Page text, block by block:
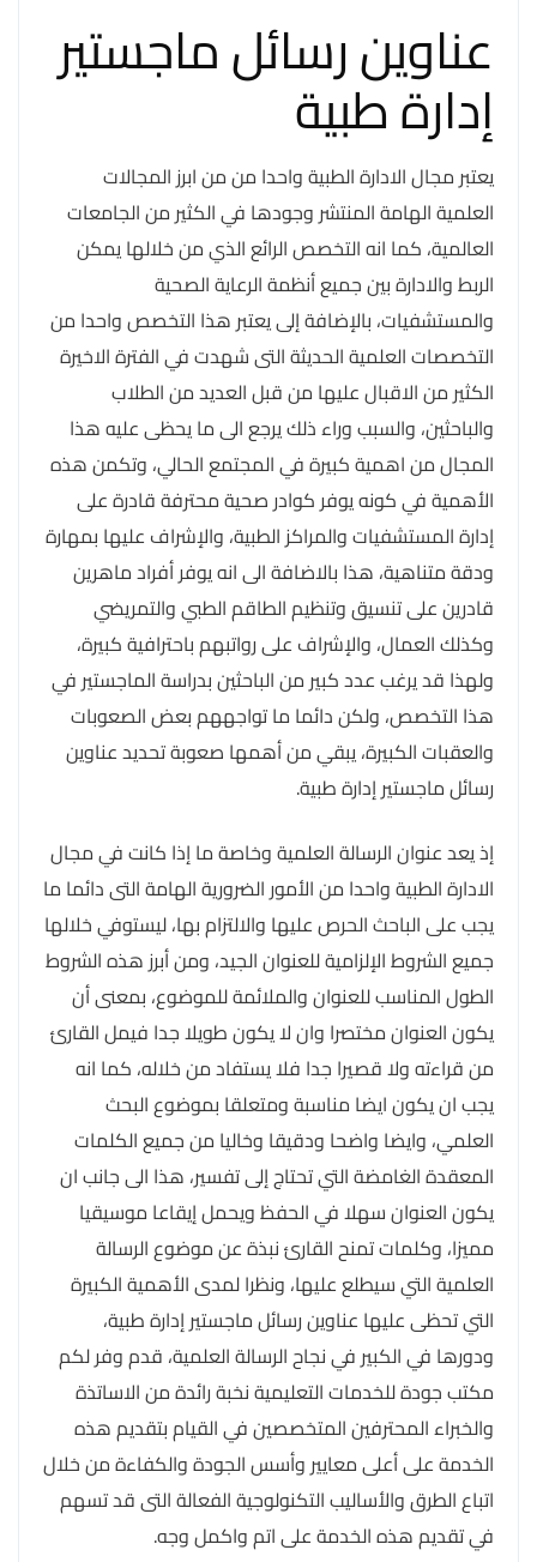
عناوين رسائل ماجستير
إدارة طبية
يعتبر مجال الادارة الطبية واحدا من من ابرز المجالات
العلمية الهامة المنتشر وجودها في الكثير من الجامعات
العالمية، كما انه التخصص الرائع الذي من خلالها يمكن
الربط والادارة بين جميع أنظمة الرعاية الصحية
والمستشفيات، بالإضافة إلى يعتبر هذا التخصص واحدا من
التخصصات العلمية الحديثة التى شهدت في الفترة الاخيرة
الكثير من الاقبال عليها من قبل العديد من الطلاب
والباحثين، والسبب وراء ذلك يرجع الى ما يحظى عليه هذا
المجال من اهمية كبيرة في المجتمع الحالي، وتكمن هذه
الأهمية في كونه يوفر كوادر صحية محترفة قادرة على
إدارة المستشفيات والمراكز الطبية، والإشراف عليها بمهارة
ودقة متناهية، هذا بالاضافة الى انه يوفر أفراد ماهرين
قادرين على تنسيق وتنظيم الطاقم الطبي والتمريضي
وكذلك العمال، والإشراف على رواتبهم باحترافية كبيرة،
ولهذا قد يرغب عدد كبير من الباحثين بدراسة الماجستير في
هذا التخصص، ولكن دائما ما تواجههم بعض الصعوبات
والعقبات الكبيرة، يبقي من أهمها صعوبة تحديد عناوين
رسائل ماجستير إدارة طبية.
إذ يعد عنوان الرسالة العلمية وخاصة ما إذا كانت في مجال
الادارة الطبية واحدا من الأمور الضرورية الهامة التى دائما ما
يجب على الباحث الحرص عليها والالتزام بها، ليستوفي خلالها
جميع الشروط الإلزامية للعنوان الجيد، ومن أبرز هذه الشروط
الطول المناسب للعنوان والملائمة للموضوع، بمعنى أن
يكون العنوان مختصرا وان لا يكون طويلا جدا فيمل القارئ
من قراءته ولا قصيرا جدا فلا يستفاد من خلاله، كما انه
يجب ان يكون ايضا مناسبة ومتعلقا بموضوع البحث
العلمي، وايضا واضحا ودقيقا وخاليا من جميع الكلمات
المعقدة الغامضة التي تحتاج إلى تفسير، هذا الى جانب ان
يكون العنوان سهلا في الحفظ ويحمل إيقاعا موسيقيا
مميزا، وكلمات تمنح القارئ نبذة عن موضوع الرسالة
العلمية التي سيطلع عليها، ونظرا لمدى الأهمية الكبيرة
التي تحظى عليها عناوين رسائل ماجستير إدارة طبية،
ودورها في الكبير في نجاح الرسالة العلمية، قدم وفر لكم
مكتب جودة للخدمات التعليمية نخبة رائدة من الاساتذة
والخبراء المحترفين المتخصصين في القيام بتقديم هذه
الخدمة على أعلى معايير وأسس الجودة والكفاءة من خلال
اتباع الطرق والأساليب التكنولوجية الفعالة التى قد تسهم
في تقديم هذه الخدمة على اتم واكمل وجه.